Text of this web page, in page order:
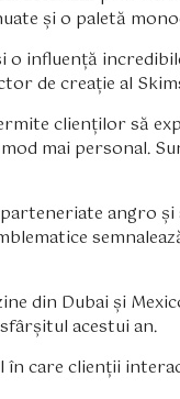
și o paletă
influență
de creație al
clienților să
mai personal.
angro
din Dubai și
acestui an.
care clienții